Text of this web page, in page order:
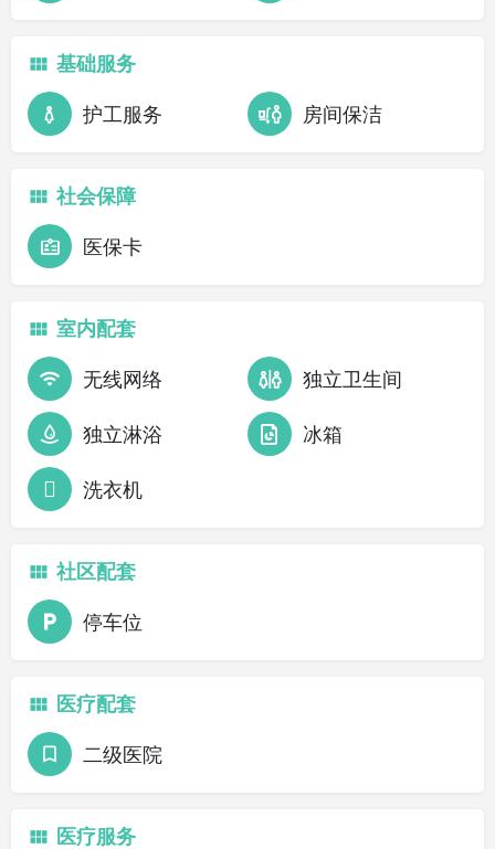
基础服务
护工服务 房间保洁
社会保障
医保卡
室内配套
无线网络 独立卫生间
独立淋浴 冰箱
洗衣机
社区配套
停车位
医疗配套
二级医院
医疗服务